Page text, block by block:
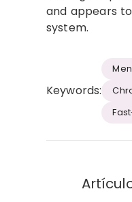
and appears
system.
Keywords: